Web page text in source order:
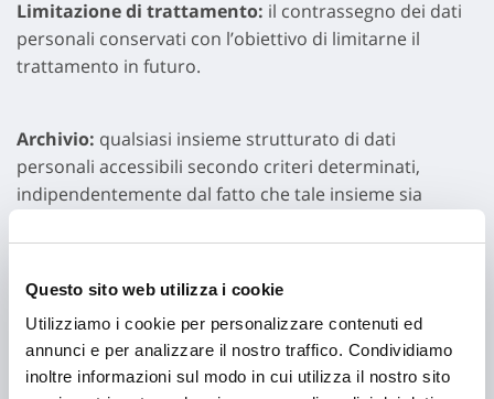
Questo sito web utilizza i cookie
Utilizziamo i cookie per personalizzare contenuti ed
annunci e per analizzare il nostro traffico. Condividiamo
inoltre informazioni sul modo in cui utilizza il nostro sito
Limitazione di trattamento: il contrassegno dei dati
personali conservati con l’obiettivo di limitarne il
trattamento in futuro.
Archivio: qualsiasi insieme strutturato di dati
personali accessibili secondo criteri determinati,
indipendentemente dal fatto che tale insieme sia
funzionale o geografico.
Consenso al trattamento:qualsiasi manifestazione di
volontà libera, specifica, informata e inequivocabile
dell’interessato, con la quale lo stesso manifesta il